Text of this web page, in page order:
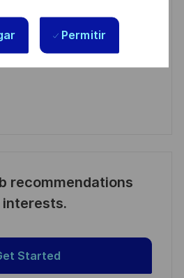
Permitir
Activar
recommendations
interests.
Started